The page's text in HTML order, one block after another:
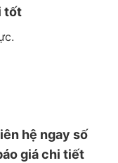
tốt
hệ ngay số
giá chi tiết